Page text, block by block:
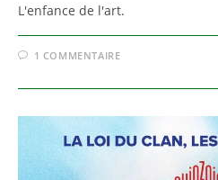
L'enfance de l'art.
1 COMMENTAIRE